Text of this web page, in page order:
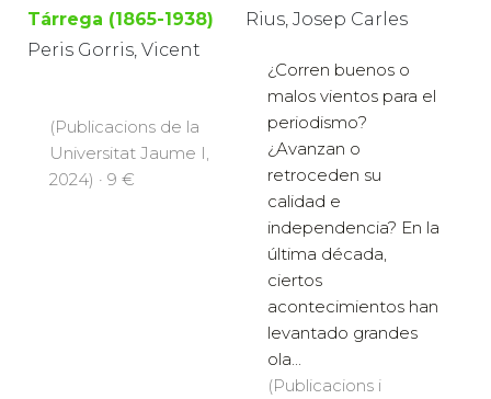
Tárrega (1865-1938)
Peris Gorris, Vicent
(Publicacions de la
Universitat Jaume I,
2024) · 9 €
Rius, Josep Carles
¿Corren buenos o
malos vientos para el
periodismo?
¿Avanzan o
retroceden su
calidad e
independencia? En la
última década,
ciertos
acontecimientos han
levantado grandes
ola...
(Publicacions i